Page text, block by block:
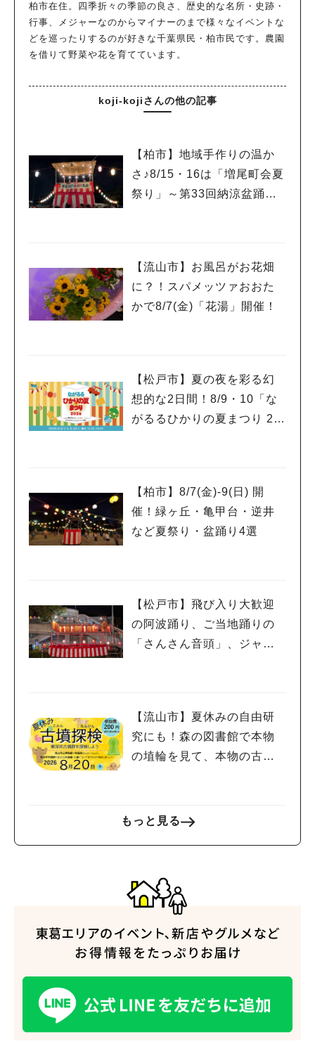
柏市在住。四季折々の季節の良さ、歴史的な名所・史跡・
行事、メジャーなのからマイナーのまで様々なイベントな
どを巡ったりするのが好きな千葉県民・柏市民です。農園
を借りて野菜や花を育てています。
koji-kojiさんの他の記事
【柏市】地域手作りの温か
さ♪8/15・16は「増尾町会夏
祭り」～第33回納涼盆踊り
【流山市】お風呂がお花畑
に？！スパメッツァおおた
かで8/7(金)「花湯」開催！
【松戸市】夏の夜を彩る幻
想的な2日間！8/9・10「な
がるるひかりの夏まつり 20
【柏市】8/7(金)‐9(日) 開
催！緑ヶ丘・亀甲台・逆井
など夏祭り・盆踊り4選
【松戸市】飛び入り大歓迎
の阿波踊り、ご当地踊りの
「さんさん音頭」、ジャ
【流山市】夏休みの自由研
究にも！森の図書館で本物
の埴輪を見て、本物の古墳
もっと見る